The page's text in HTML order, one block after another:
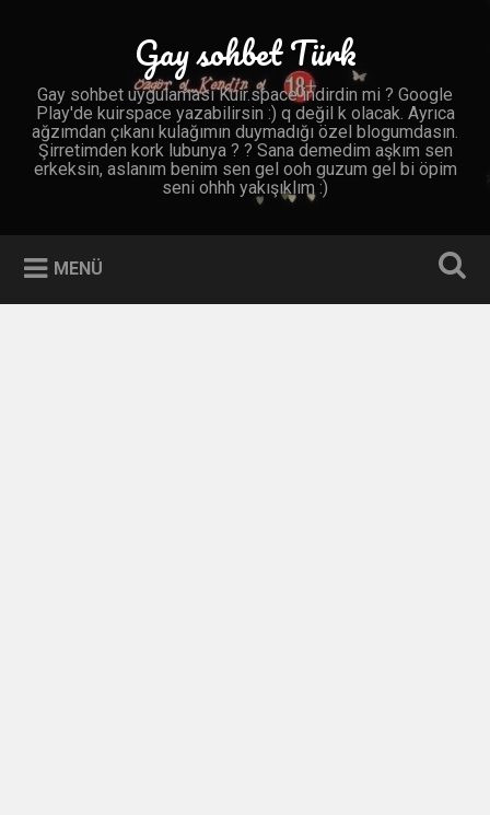
Gay sohbet Türk
Gay sohbet uygulaması Kuir.space indirdin mi ? Google
Play'de kuirspace yazabilirsin :) q değil k olacak. Ayrıca
ağzımdan çıkanı kulağımın duymadığı özel blogumdasın.
Şirretimden kork lubunya ? ? Sana demedim aşkım sen
erkeksin, aslanım benim sen gel ooh guzum gel bi öpim
seni ohhh yakışıklım :)
MENÜ